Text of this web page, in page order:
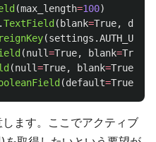
(max_length=100)
.TextField ( blank=True,
(settings .
(null=True, blank=True
(null=True, blank=True
(default=True
ます。ここでアクティブ